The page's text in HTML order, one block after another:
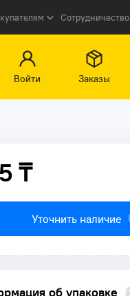
Сотрудничество
Войти
Заказы
₸
Уточнить наличие
об упаковке